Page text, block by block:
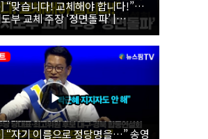
“맞습니다! 교체해야 합니다!”…
부 교체 주장 ‘정면돌파’ |
불어민주당 당대표·최고위원 후
합동연설회
“자기 이름으로 정당명을…” 송영